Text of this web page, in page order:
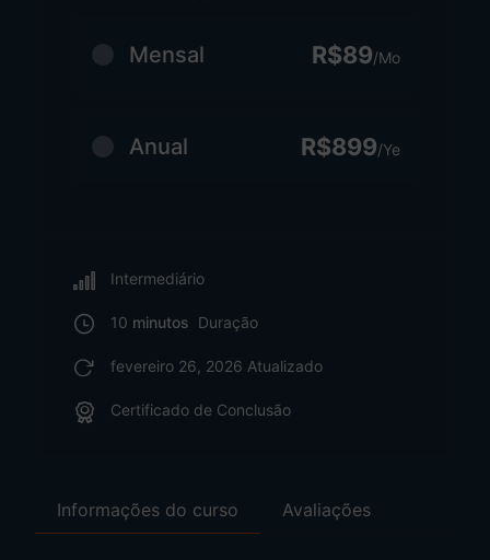
Mensal R$89/Mo
Anual R$899/Ye
Intermediário
10 minutos Duração
fevereiro 26, 2026 Atualizado
Certificado de Conclusão
Informações do curso Avaliações